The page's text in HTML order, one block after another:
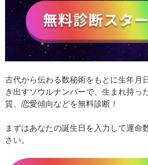
古代から伝わる数秘術をもとに生年月
き出すソウルナンバーで、生まれ持っ
質、恋愛傾向などを無料診断！
まずはあなたの誕生日を入力して運命
さい。